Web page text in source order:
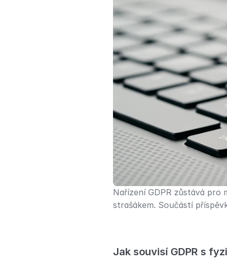
Nařízení GDPR zůstává pro
strašákem. Součástí
Jak souvisí GDPR s